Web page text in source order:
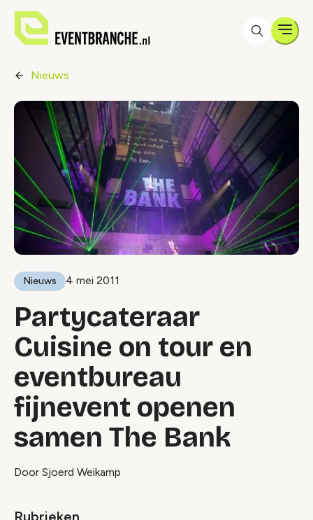
Nieuws
Nieuws 4 mei 2011
Partycateraar
Cuisine on tour en
eventbureau
fijnevent openen
samen The Bank
Door Sjoerd Weikamp
Rubrieken